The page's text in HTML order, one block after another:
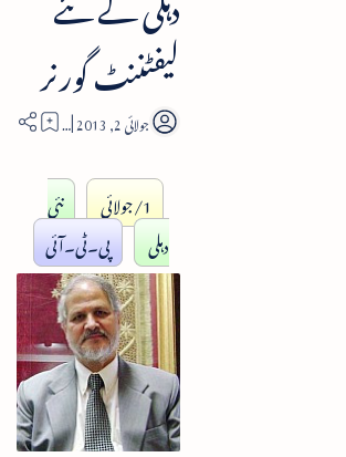
لیفٹننٹ گورنر
1
1/جولائی
نئی
دہلی
پی۔ٹی۔آئی